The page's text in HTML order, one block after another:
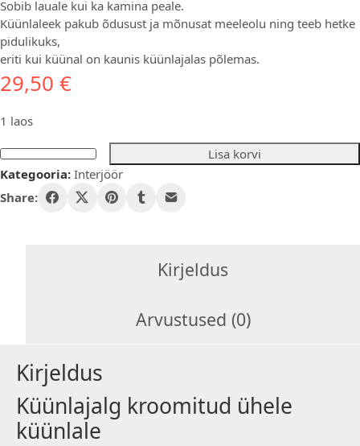
Sobib lauale kui ka kamina peale.
Küünlaleek pakub õdusust ja mõnusat meeleolu ning teeb hetke
pidulikuks,
eriti kui küünal on kaunis küünlajalas põlemas.
29,50 €
1 laos
Küünlajalg
kroomitud
ühele
Lisa korvi
Kategooria: Interjöör
Share:
Kirjeldus
Arvustused (0)
Kirjeldus
Küünlajalg kroomitud ühele
küünlale